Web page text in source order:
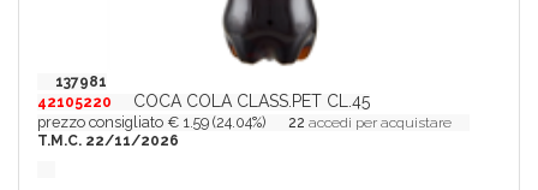
137981
42105220
COCA COLA CLASS.PET CL.45
prezzo consigliato € 1.59 (24.04%) 22 accedi per acquistare
T.M.C. 22/11/2026